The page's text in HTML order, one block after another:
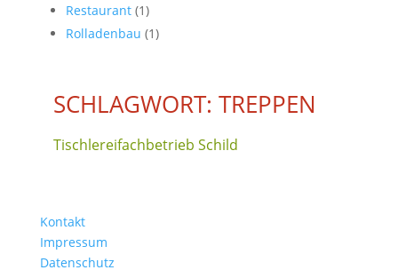
Restaurant (1)
Rolladenbau (1)
SCHLAGWORT: TREPPEN
Tischlereifachbetrieb Schild
Kontakt
Impressum
Datenschutz